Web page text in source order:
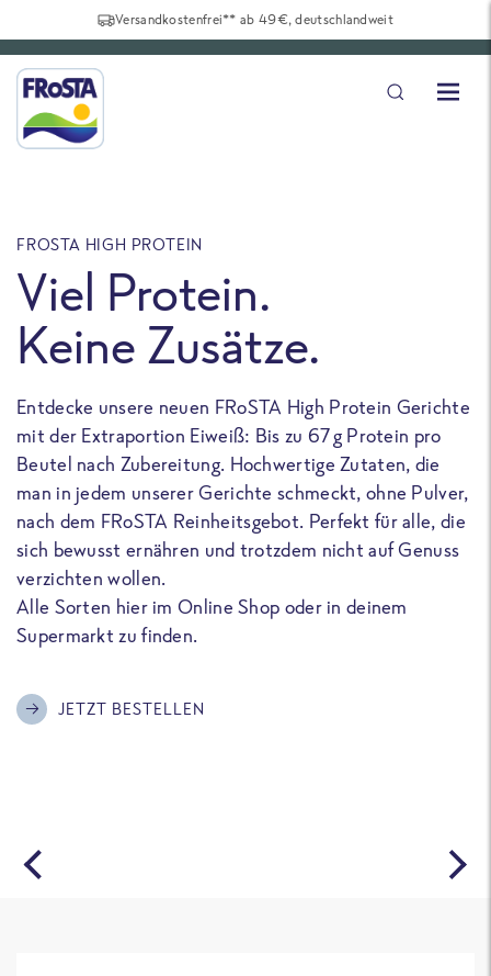
Versandkostenfrei** ab 49€, deutschlandweit
FROSTA HIGH PROTEIN
Viel Protein.
Keine Zusätze.
Entdecke unsere neuen FRoSTA High Protein Gerichte
mit der Extraportion Eiweiß: Bis zu 67 g Protein pro
Beutel nach Zubereitung. Hochwertige Zutaten, die
man in jedem unserer Gerichte schmeckt, ohne Pulver,
nach dem FRoSTA Reinheitsgebot. Perfekt für alle, die
sich bewusst ernähren und trotzdem nicht auf Genuss
verzichten wollen.
Alle Sorten hier im Online Shop oder in deinem
Supermarkt zu finden.
JETZT BESTELLEN